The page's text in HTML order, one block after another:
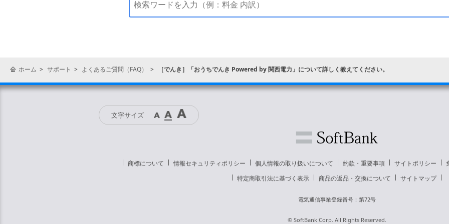
「電気契約の確認」から料金プランを確認
ホーム サポート よくあるご質問（FAQ） ［でんき］「おうちでんき Powered by 関西電力」について詳しく教えてください。
文字サイズ
商標について 情報セキュリティポリシー 個人情報の取り扱いについて 約款・重要事項 サイトポリシー
特定商取引法に基づく表示
商品の返品・交換について サイトマップ
電気通信事業登録番号：第72号
© SoftBank Corp. All Rights Reserved.